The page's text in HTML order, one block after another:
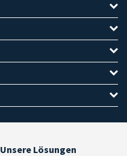
Unsere Lösungen